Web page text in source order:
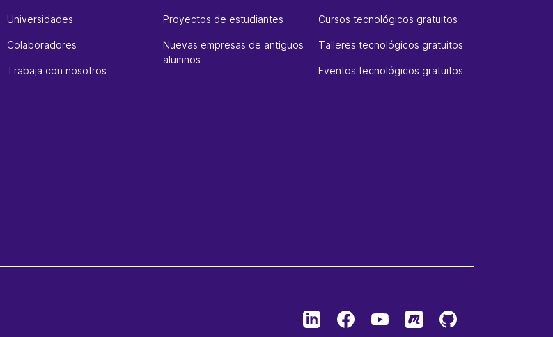
Universidades
Colaboradores
Trabaja con nosotros
Proyectos de estudiantes
Nuevas empresas de antiguos
alumnos
Cursos tecnológicos gratuitos
Talleres tecnológicos gratuitos
Eventos tecnológicos gratuitos